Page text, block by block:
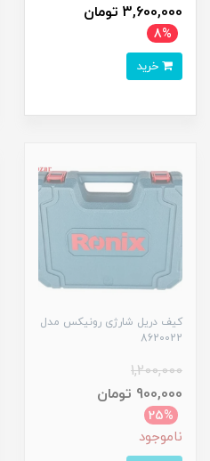
3,600,000 تومان
8%
کیف دریل شارژی رونیکس مدل
8620022
1,200,000
900,000 تومان
25%
ناموجود